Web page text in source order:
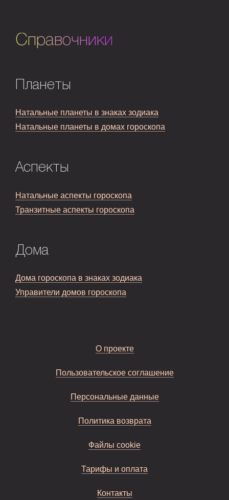
Справочники
Планеты
Натальные планеты в знаках зодиака
Натальные планеты в домах гороскопа
Аспекты
Натальные аспекты гороскопа
Транзитные аспекты гороскопа
Дома
Дома гороскопа в знаках зодиака
Управители домов гороскопа
О проекте
Пользовательское соглашение
Персональные данные
Политика возврата
Файлы cookie
Тарифы и оплата
Контакты